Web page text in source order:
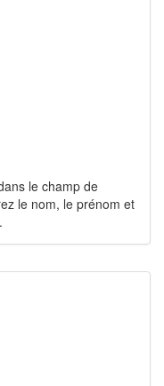
le champ de
le nom, le prénom et